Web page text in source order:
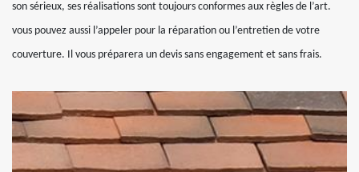
son sérieux, ses réalisations sont toujours conformes aux règles de l’art.
vous pouvez aussi l’appeler pour la réparation ou l’entretien de votre
couverture. Il vous préparera un devis sans engagement et sans frais.